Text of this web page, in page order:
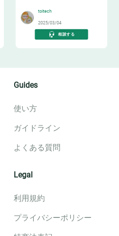
toitech
2025/03/04
相談する
Guides
使い方
ガイドライン
よくある質問
Legal
利用規約
プライバシーポリシー